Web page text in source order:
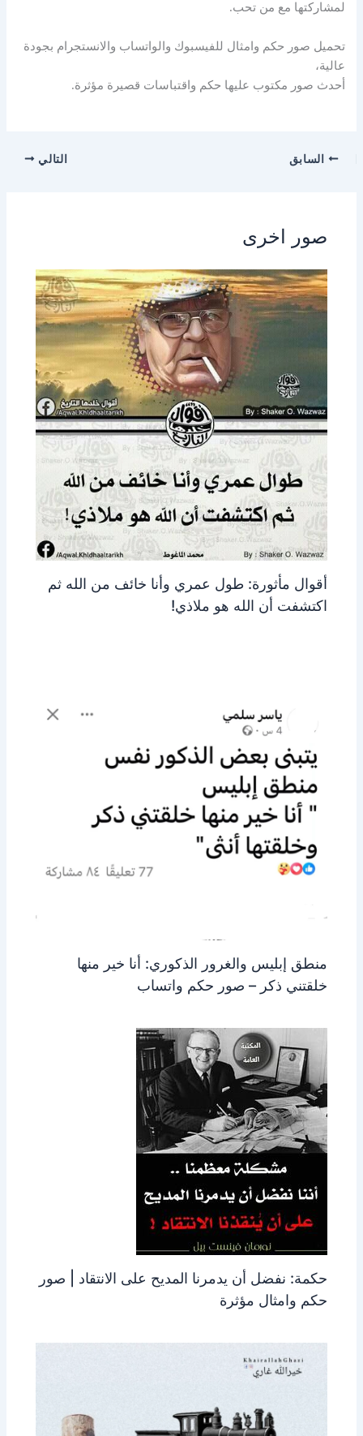
لمشاركتها مع من تحب.
تحميل صور حكم وامثال للفيسبوك والواتساب والانستجرام بجودة
عالية،
أحدث صور مكتوب عليها حكم واقتباسات قصيرة مؤثرة.
السابق التالي
صور اخرى
أقوال مأثورة: طول عمري وأنا خائف من الله ثم
اكتشفت أن الله هو ملاذي!
منطق إبليس والغرور الذكوري: أنا خير منها
خلقتني ذكر – صور حكم واتساب
حكمة: نفضل أن يدمرنا المديح على الانتقاد | صور
حكم وامثال مؤثرة